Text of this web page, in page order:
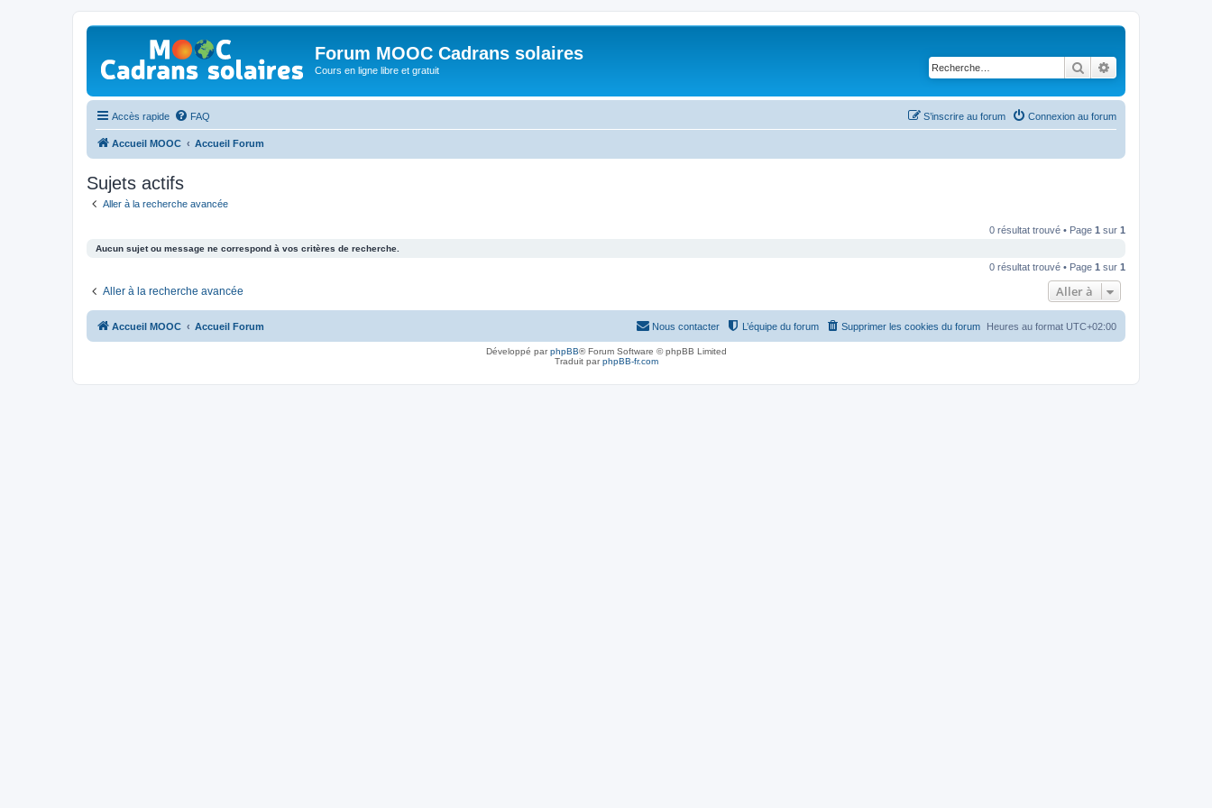
Forum MOOC Cadrans solaires
Cours en ligne libre et gratuit Rechercher
Accès rapide FAQ Connexion au forum
S’inscrire au forum
Accueil MOOC Accueil Forum
Sujets actifs
Aller à la recherche avancée
0 résultat trouvé • Page 1 sur 1
Aucun sujet ou message ne correspond à vos critères de recherche.
0 résultat trouvé • Page 1 sur 1
Aller à la recherche avancée Aller à
Accueil MOOC Accueil Forum Heures au format UTC+02:00
Supprimer les cookies du forum
L’équipe du forum
Nous contacter
Développé parphpBB® Forum Software © phpBB Limited
Traduit parphpBB-fr.com